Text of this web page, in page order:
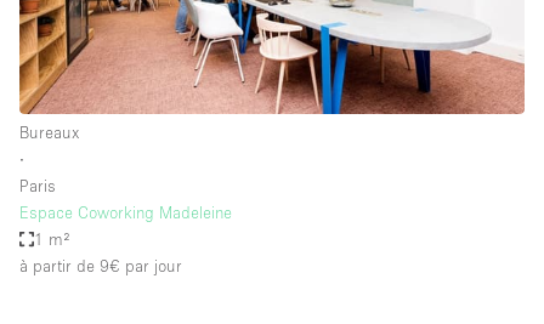
Bureaux
∙
Paris
Espace Coworking Madeleine
1 m²
à partir de 9€ par jour